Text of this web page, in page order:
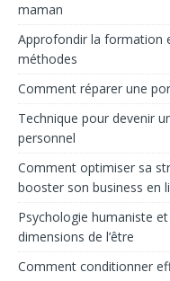
maman
Approfondir la formation
méthodes
Comment réparer une
Technique pour devenir
personnel
Comment optimiser sa
booster son business en
Psychologie humaniste
dimensions de l’être
Comment conditionner